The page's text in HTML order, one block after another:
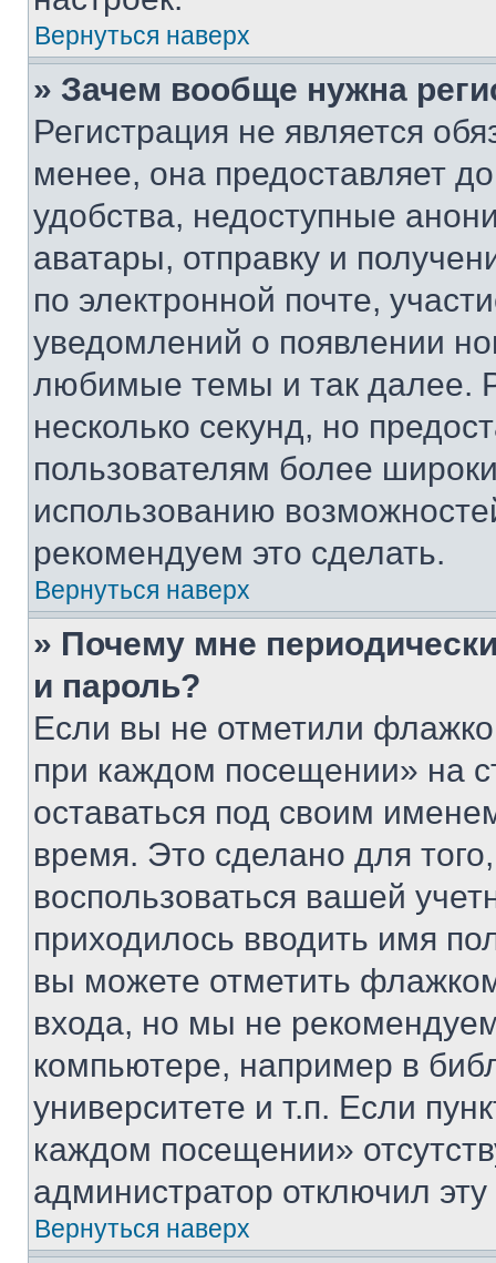
Вернуться наверх
» Зачем вообще нужна
Регистрация не является
менее, она предоставляет
удобства, недоступные
аватары, отправку и
по электронной почте,
уведомлений о появлении
любимые темы и так далее.
несколько секунд, но
пользователям более
использованию
рекомендуем это сделать.
Вернуться наверх
» Почему мне
и пароль?
Если вы не отметили
при каждом посещении» на
оставаться под своим
время. Это сделано для
воспользоваться вашей
приходилось вводить имя
вы можете отметить
входа, но мы не
компьютере, например в
университете и т.п. Если
каждом посещении»
администратор отключил
Вернуться наверх